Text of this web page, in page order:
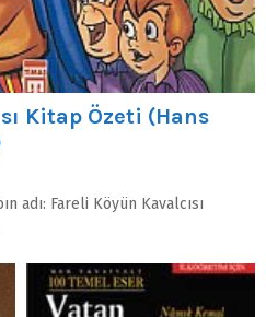
Kitap Özeti (Hans
adı: Fareli Köyün Kavalcısı